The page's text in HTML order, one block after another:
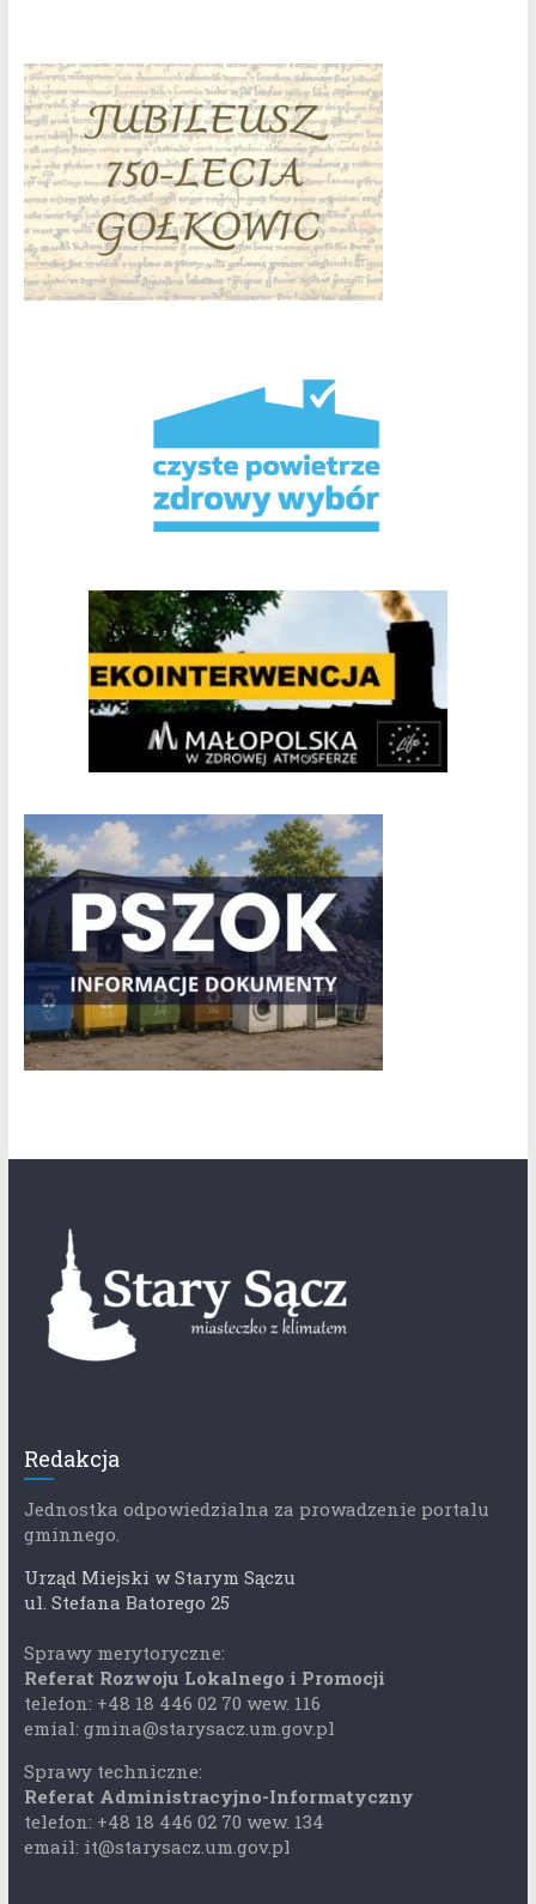
Redakcja
Jednostka odpowiedzialna za prowadzenie portalu
gminnego.
Urząd Miejski w Starym Sączu
ul. Stefana Batorego 25
Sprawy merytoryczne:
Referat Rozwoju Lokalnego i Promocji
telefon: +48 18 446 02 70 wew. 116
emial: gmina@starysacz.um.gov.pl
Sprawy techniczne:
Referat Administracyjno-Informatyczny
telefon: +48 18 446 02 70 wew. 134
email: it@starysacz.um.gov.pl